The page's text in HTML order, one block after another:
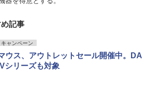
記事
キャンペーン
ウス、アウトレットセール開催中。DA
IVシリーズも対象